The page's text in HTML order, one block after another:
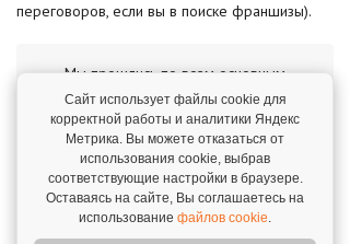
переговоров, если вы в поиске франшизы).
Мы прошлись по всем основным
этапам, которые придется преодолеть
на пути открытия пекарни или
аналогичной точки общепита.
Будем рады, если эта инструкция прояснит
вам моменты, для решения которых вы,
вероятно, прошерстили не одну страницу в
Сайт использует файлы cookie для
корректной работы и аналитики Яндекс
Метрика. Вы можете отказаться от
использования cookie, выбрав
соответствующие настройки в браузере.
Оставаясь на сайте, Вы соглашаетесь на
использование файлов cookie.